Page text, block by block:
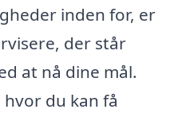
inden for, er
der står
at nå dine mål.
du kan få